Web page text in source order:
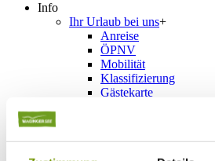
Info
Ihr Urlaub bei uns+
Anreise
ÖPNV
Mobilität
Klassifizierung
Gästekarte